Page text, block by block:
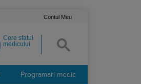
Contul Meu
Cere sfatul
medicului
Programari medic